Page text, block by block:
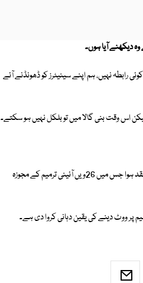
دیکھنے آیا ہوں۔
رابطہ نہیں، ہم اپنے سینیٹرز کو ڈھونڈنے آئے
لیکن اس وقت بنی گالا میں تو بلکل نہیں ہو سکتے۔
واضح رہے کہ وزیراعظم محمد شہباز شریف کی زیرِ صدارت وفاقی کابینہ کا اجلاس اسلام آباد میں منعقد ہوا جس میں 26ویں آئینی ترمیم کے مجوزہ
پر ووٹ دینے کی یقین دہانی کروا دی ہے۔